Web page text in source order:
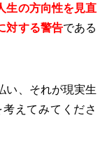
生の方向性を見直
対する警告である
い、それが現実生
えてみてくださ